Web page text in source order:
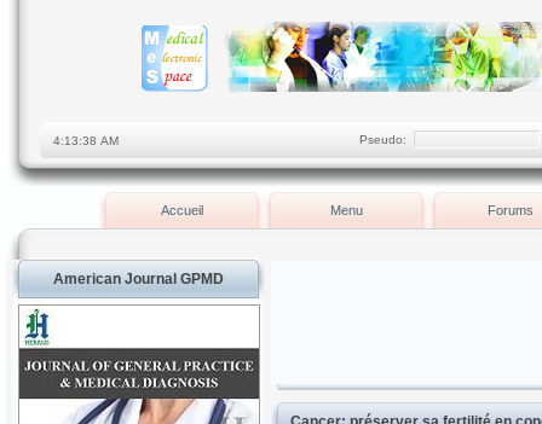
Pseudo:
Accueil Menu Forums
American Journal GPMD